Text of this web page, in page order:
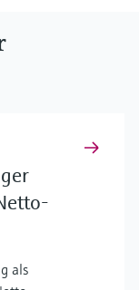
als